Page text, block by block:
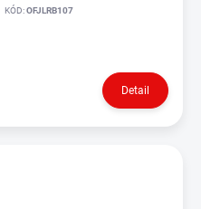
KÓD:OFJLRB107
Detail